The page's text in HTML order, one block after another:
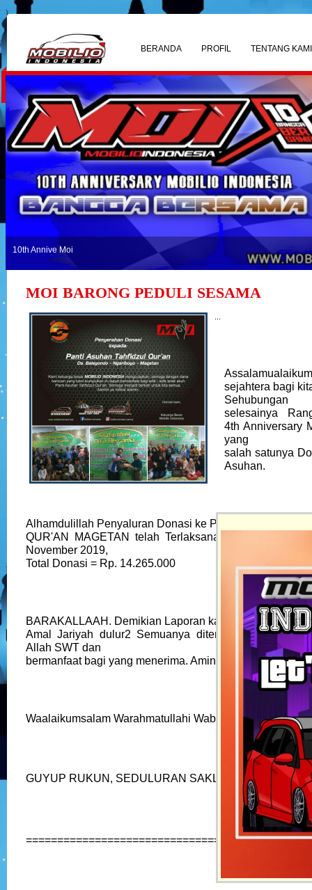
BERANDA PROFIL TENTANG KAMI
Moi
MOI BARONG PEDULI SESAMA
sejahtera bagi
selesainya
4th Anniversary
yang
salah satunya
Asuhan.
Alhamdulillah Penyaluran Donasi ke PANTI ASUHAN
QUR'AN MAGETAN telah Terlaksana dengan baik
November 2019,
Total Donasi = Rp. 14.265.000
BARAKALLAAH. Demikian Laporan kami selaku Panitia,
Amal Jariyah dulur2 Semuanya diterima dan dilipat
Allah SWT dan
bermanfaat bagi yang menerima. Amin2 YRA.. ðŸ˜‡
Waalaikumsalam Warahmatullahi Wabarakatuh.
GUYUP RUKUN, SEDULURAN SAKLAWASE ðŸ‘Œ ðŸ»